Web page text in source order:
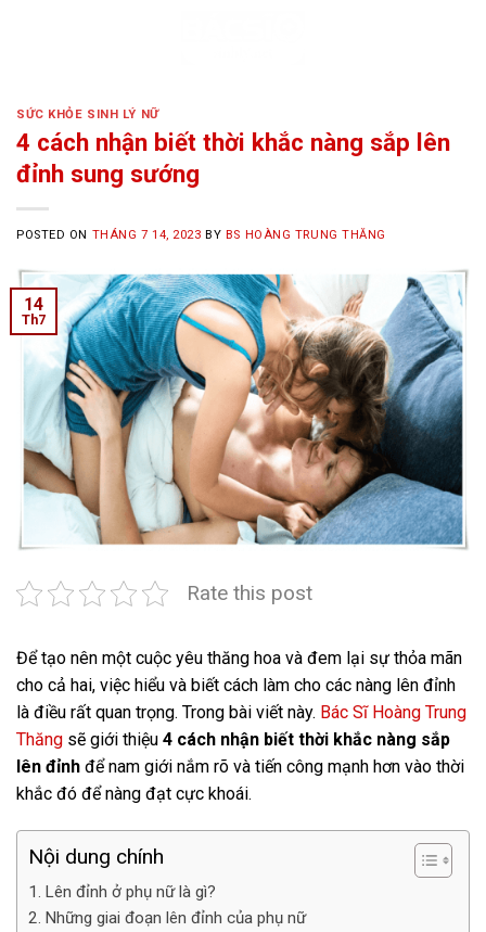
SỨC KHỎE SINH LÝ NỮ
4 cách nhận biết thời khắc nàng sắp lên
đỉnh sung sướng
POSTED ON THÁNG 7 14, 2023 BY BS HOÀNG TRUNG THĂNG
14
Th7
Rate this post
Để tạo nên một cuộc yêu thăng hoa và đem lại sự thỏa mãn
cho cả hai, việc hiểu và biết cách làm cho các nàng lên đỉnh
là điều rất quan trọng. Trong bài viết này. Bác Sĩ Hoàng Trung
Thăng sẽ giới thiệu 4 cách nhận biết thời khắc nàng sắp
lên đỉnh để nam giới nắm rõ và tiến công mạnh hơn vào thời
khắc đó để nàng đạt cực khoái.
Nội dung chính
Lên đỉnh ở phụ nữ là gì?
Những giai đoạn lên đỉnh của phụ nữ